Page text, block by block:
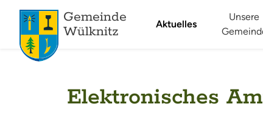
Gemeinde
Wülknitz
Aktuelles
Unsere
Elektronisches